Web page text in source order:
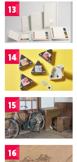
13
14
15
16